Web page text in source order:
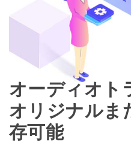
オーディオト
オリジナルま
存可能